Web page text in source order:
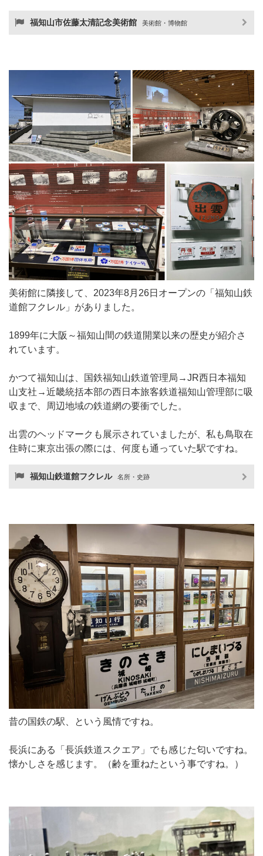
福知山市佐藤太清記念美術館 美術館・博物館
美術館に隣接して、2023年8月26日オープンの「福知山鉄
道館フクレル」がありました。
1899年に大阪～福知山間の鉄道開業以来の歴史が紹介さ
れています。
かつて福知山は、国鉄福知山鉄道管理局→JR西日本福知
山支社→近畿統括本部の西日本旅客鉄道福知山管理部に吸
収まで、周辺地域の鉄道網の要衝でした。
出雲のヘッドマークも展示されていましたが、私も鳥取在
住時に東京出張の際には、何度も通っていた駅ですね。
福知山鉄道館フクレル 名所・史跡
昔の国鉄の駅、という風情ですね。
長浜にある「長浜鉄道スクエア」でも感じた匂いですね。
懐かしさを感じます。（齢を重ねたという事ですね。）